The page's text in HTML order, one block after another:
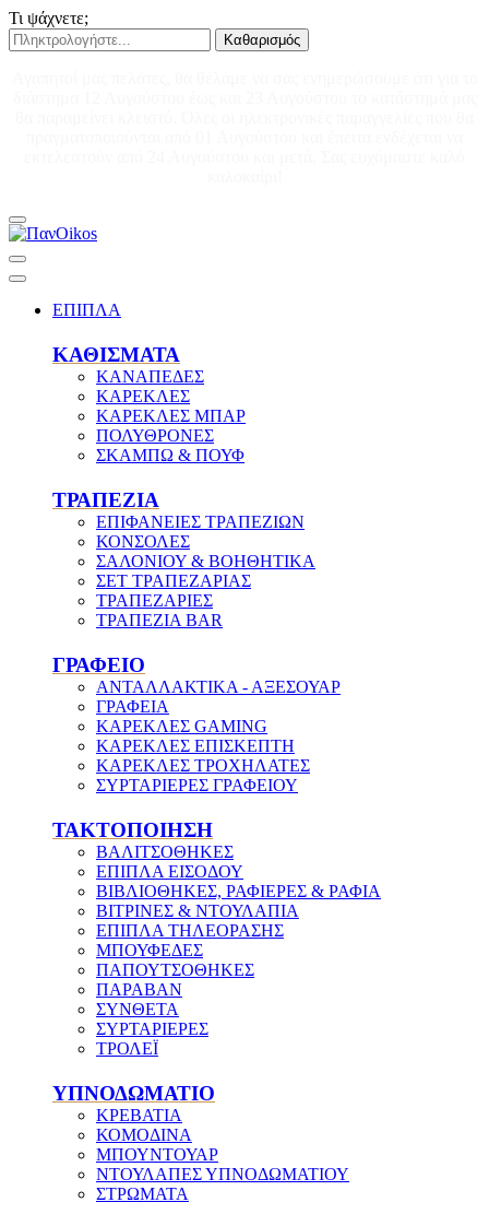
Τι ψάχνετε;
Καθαρισμός
ΕΠΙΠΛΑ
ΚΑΘΙΣΜΑΤΑ
ΚΑΝΑΠΕΔΕΣ
ΚΑΡΕΚΛΕΣ
ΚΑΡΕΚΛΕΣ ΜΠΑΡ
ΠΟΛΥΘΡΟΝΕΣ
ΣΚΑΜΠΩ & ΠΟΥΦ
ΤΡΑΠΕΖΙΑ
ΕΠΙΦΑΝΕΙΕΣ ΤΡΑΠΕΖΙΩΝ
ΚΟΝΣΟΛΕΣ
ΣΑΛΟΝΙΟΥ & ΒΟΗΘΗΤΙΚΑ
ΣΕΤ ΤΡΑΠΕΖΑΡΙΑΣ
ΤΡΑΠΕΖΑΡΙΕΣ
ΤΡΑΠΕΖΙΑ BAR
ΓΡΑΦΕΙΟ
ΑΝΤΑΛΛΑΚΤΙΚΑ - ΑΞΕΣΟΥΑΡ
ΓΡΑΦΕΙΑ
ΚΑΡΕΚΛΕΣ GAMING
ΚΑΡΕΚΛΕΣ ΕΠΙΣΚΕΠΤΗ
ΚΑΡΕΚΛΕΣ ΤΡΟΧΗΛΑΤΕΣ
ΣΥΡΤΑΡΙΕΡΕΣ ΓΡΑΦΕΙΟΥ
ΤΑΚΤΟΠΟΙΗΣΗ
ΒΑΛΙΤΣΟΘΗΚΕΣ
ΕΠΙΠΛΑ ΕΙΣΟΔΟΥ
ΒΙΒΛΙΟΘΗΚΕΣ, ΡΑΦΙΕΡΕΣ & ΡΑΦΙΑ
ΒΙΤΡΙΝΕΣ & ΝΤΟΥΛΑΠΙΑ
ΕΠΙΠΛΑ ΤΗΛΕΟΡΑΣΗΣ
ΜΠΟΥΦΕΔΕΣ
ΠΑΠΟΥΤΣΟΘΗΚΕΣ
ΠΑΡΑΒΑΝ
ΣΥΝΘΕΤΑ
ΣΥΡΤΑΡΙΕΡΕΣ
ΤΡΟΛΕΪ
ΥΠΝΟΔΩΜΑΤΙΟ
ΚΡΕΒΑΤΙΑ
ΚΟΜΟΔΙΝΑ
ΜΠΟΥΝΤΟΥΑΡ
ΝΤΟΥΛΑΠΕΣ ΥΠΝΟΔΩΜΑΤΙΟΥ
ΣΤΡΩΜΑΤΑ